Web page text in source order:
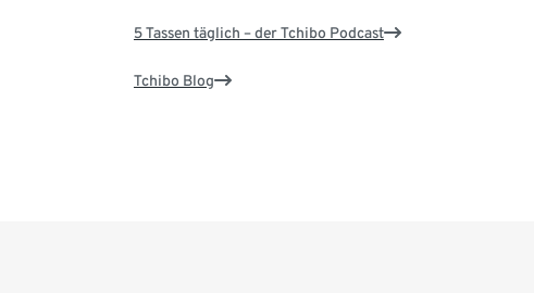
5 Tassen täglich – der Tchibo Podcast
Tchibo Blog